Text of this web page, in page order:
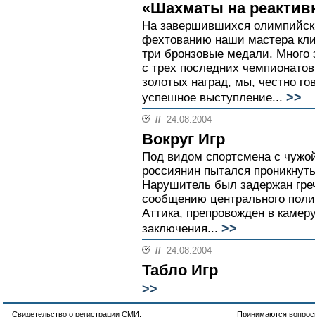
«Шахматы на
На завершившихся
фехтованию наши мастера
три бронзовые медали. Много
с трех последних
золотых наград, мы, честно
успешное выступление... >>
// 24.08.2004
Вокруг Игр
Под видом спортсмена с
россиянин пытался
Нарушитель был задержан
сообщению центрального
Аттика, препровожден в
заключения... >>
// 24.08.2004
Табло Игр
>>
Свидетельство о регистрации СМИ:
Принимаются